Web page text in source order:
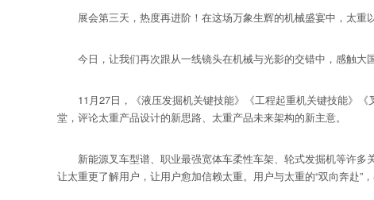
展会第三天，热度再进阶！在这场万象生辉的机械盛宴中，太重
今日，让我们再次跟从一线镜头在机械与光影的交错中，感触大国
11月27日，《液压发掘机关键技能》《工程起重机关键技能》《
堂，评论太重产品设计的新思路、太重产品未来架构的新主意。
新能源叉车型谱、职业最强宽体车柔性车架、轮式发掘机等许多
让太重更了解用户，让用户愈加信赖太重。用户与太重的“双向奔赴”，